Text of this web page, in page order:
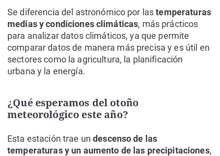
Se diferencia del astronómico por lastemperaturas
medias y condiciones climáticas, más prácticos
para analizar datos climáticos, ya que permite
comparar datos de manera más precisa y es útil en
sectores como la agricultura, la planificación
urbana y la energía.
¿Qué esperamos del otoño
meteorológico este año?
Esta estación trae undescenso de las
temperaturas y un aumento de las precipitaciones,